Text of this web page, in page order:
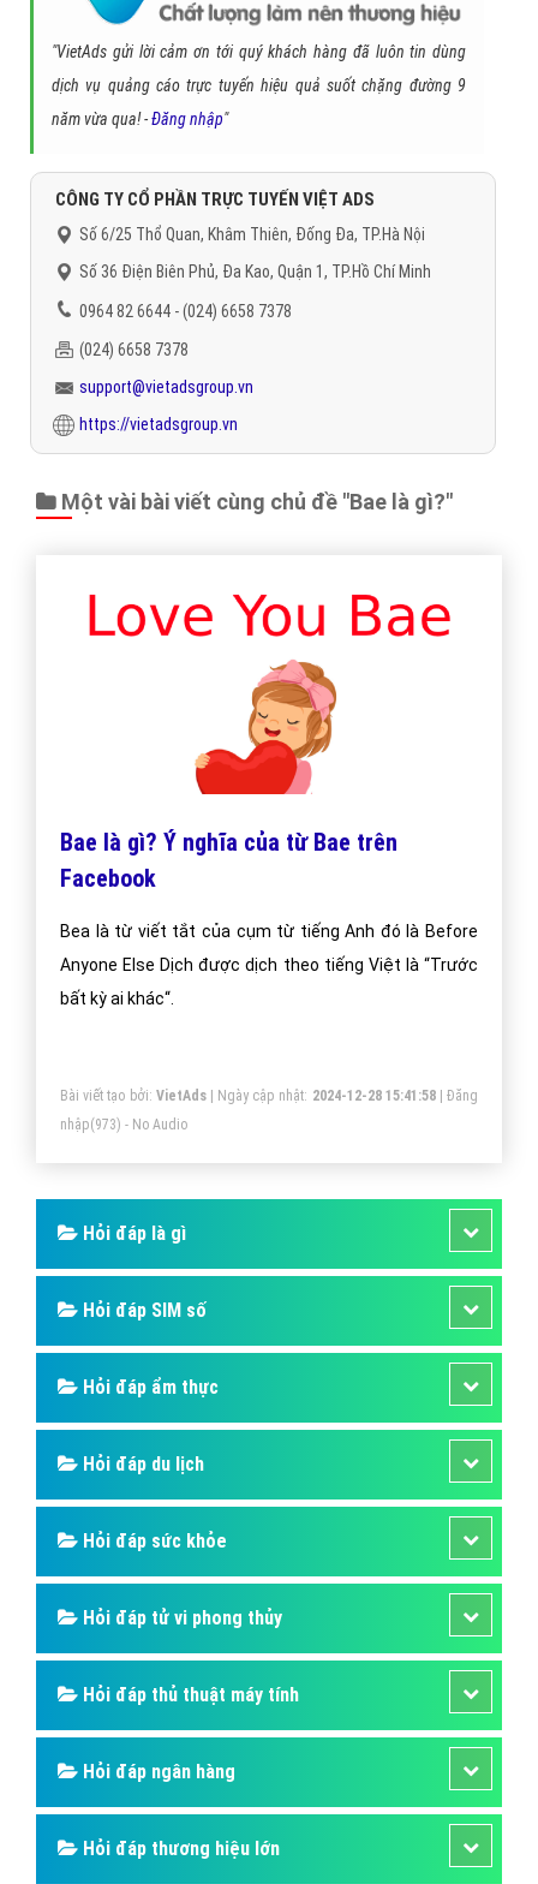
"VietAds gửi lời cảm ơn tới quý khách hàng đã luôn tin dùng
dịch vụ quảng cáo trực tuyến hiệu quả suốt chặng đường 9
năm vừa qua! -Đăng nhập"
CÔNG TY CỔ PHẦN TRỰC TUYẾN VIỆT ADS
Số 6/25 Thổ Quan, Khâm Thiên, Đống Đa, TP.Hà Nội
Số 36 Điện Biên Phủ, Đa Kao, Quận 1, TP.Hồ Chí Minh
0964 82 6644 - (024) 6658 7378
(024) 6658 7378
support@vietadsgroup.vn
https://vietadsgroup.vn
Một vài bài viết cùng chủ đề "Bae là gì?"
Bae là gì? Ý nghĩa của từ Bae trên
Facebook
Bea là từ viết tắt của cụm từ tiếng Anh đó là Before
Anyone Else Dịch được dịch theo tiếng Việt là “Trước
bất kỳ ai khác“.
Bài viết tạo bởi: VietAds| Ngày cập nhật: 2024-12-28 15:41:58|Đăng
nhập(973) - No Audio
Hỏi đáp là gì
Hỏi đáp SIM số
Hỏi đáp ẩm thực
Hỏi đáp du lịch
Hỏi đáp sức khỏe
Hỏi đáp tử vi phong thủy
Hỏi đáp thủ thuật máy tính
Hỏi đáp ngân hàng
Hỏi đáp thương hiệu lớn